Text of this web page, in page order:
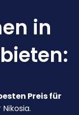
in
Preis für